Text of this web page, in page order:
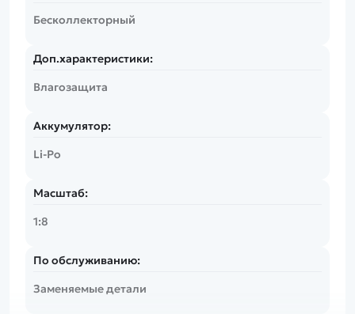
Бесколлекторный
Доп.характеристики:
Влагозащита
Аккумулятор:
Li-Po
Масштаб:
1:8
По обслуживанию:
Заменяемые детали